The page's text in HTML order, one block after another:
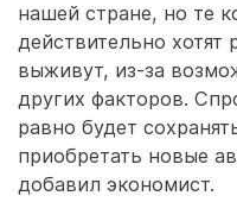
нашей стране, но те
действительно хотят
выживут, из-за
других факторов.
равно будет
приобретать новые
добавил экономист.